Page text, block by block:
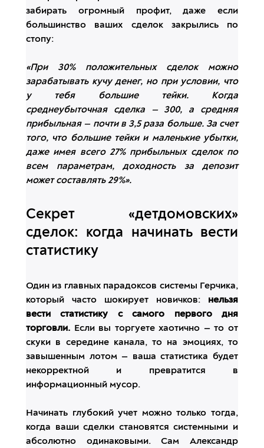
забирать огромный профит, даже если
большинство ваших сделок закрылись по
стопу:
«При 30% положительных сделок можно
зарабатывать кучу денег, но при условии, что
у тебя большие тейки. Когда
среднеубыточная сделка — 300, а средняя
прибыльная — почти в 3,5 раза больше. За счет
того, что большие тейки и маленькие убытки,
даже имея всего 27% прибыльных сделок по
всем параметрам, доходность за депозит
может составлять 29%».
Секрет «детдомовских»
сделок: когда начинать вести
статистику
Один из главных парадоксов системы Герчика,
который часто шокирует новичков: нельзя
вести статистику с самого первого дня
торговли. Если вы торгуете хаотично — то от
скуки в середине канала, то на эмоциях, то
завышенным лотом — ваша статистика будет
некорректной и превратится в
информационный мусор.
Начинать глубокий учет можно только тогда,
когда ваши сделки становятся системными и
абсолютно одинаковыми. Сам Александр